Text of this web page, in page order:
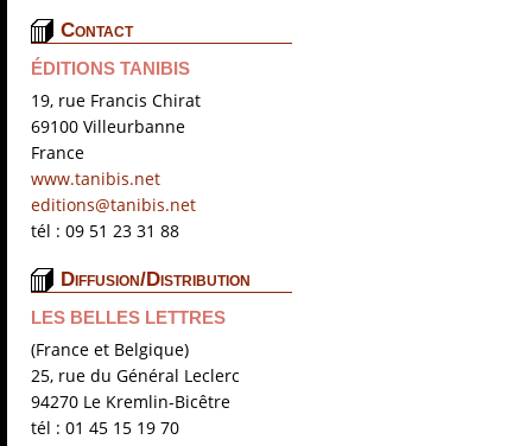
Contact
ÉDITIONS TANIBIS
19, rue Francis Chirat
69100 Villeurbanne
France
www.tanibis.net
editions@tanibis.net
tél : 09 51 23 31 88
Diffusion/Distribution
LES BELLES LETTRES
(France et Belgique)
25, rue du Général Leclerc
94270 Le Kremlin-Bicêtre
tél : 01 45 15 19 70